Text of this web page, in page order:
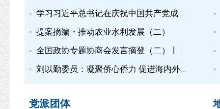
学习习近平总书记在庆祝中国共产党成立105周年大会上的重要讲...
提案摘编・推动农业水利发展（二）
全国政协专题协商会发言摘登（二）丨推动建设农业强国
刘以勤委员：凝聚侨心侨力 促进海内外中华儿女团结奋斗
党派团体